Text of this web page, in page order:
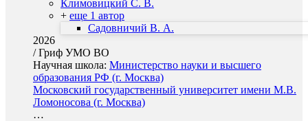
Климовицкий С. В.
+ еще 1 автор
Садовничий В. А.
2026
/Гриф УМО ВО
Научная школа: Министерство науки и высшего
образования РФ (г. Москва)
Московский государственный университет имени М.В.
Ломоносова (г. Москва)
…